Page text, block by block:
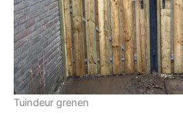
Tuindeur grenen